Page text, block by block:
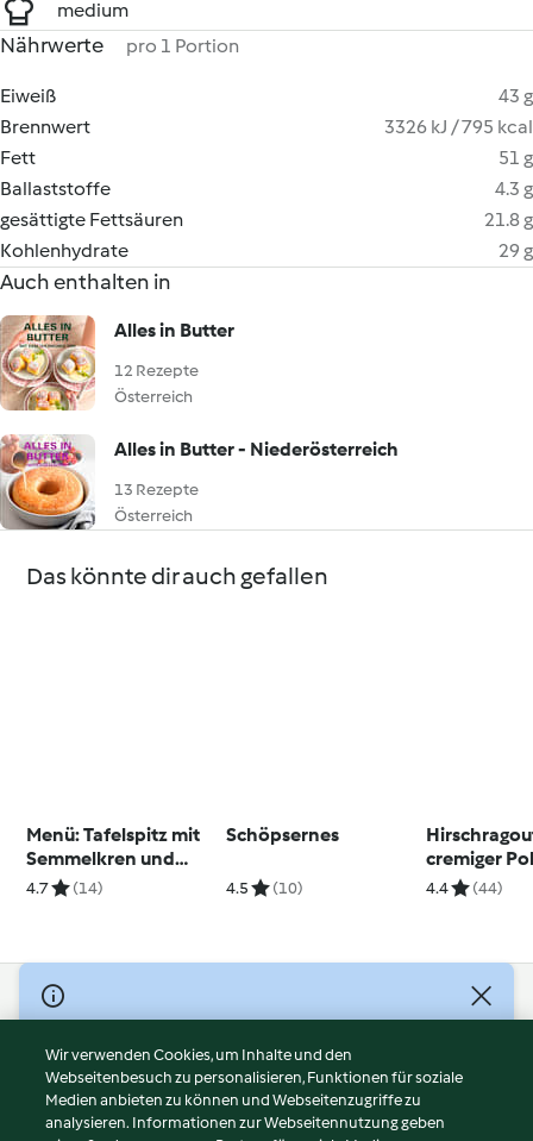
medium
Nährwerte pro 1 Portion
Eiweiß
43 g
Brennwert
3326 kJ / 795 kcal
Fett
51 g
Ballaststoffe
4.3 g
gesättigte Fettsäuren
21.8 g
Kohlenhydrate
29 g
Auch enthalten in
Alles in Butter
12 Rezepte
Österreich
Alles in Butter - Niederösterreich
13 Rezepte
Österreich
Das könnte dir auch gefallen
Menü: Tafelspitz mit
Semmelkren und
Schnittlauchsauce;
4.7 (14)
Schöpsernes
4.5 (10)
cremiger
4.4 (44)
© Copyright 2026
Nutzungsbedingungen
Datenschutzrichtlinien
Disclaimer
Wir verwenden Cookies, um Inhalte und den
Webseitenbesuch zu personalisieren, Funktionen für soziale
Medien anbieten zu können und Webseitenzugriffe zu
analysieren. Informationen zur Webseitennutzung geben